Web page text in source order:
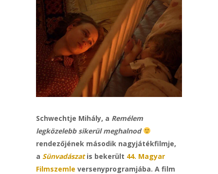
Schwechtje Mihály, a Remélem
legközelebb sikerül meghalnod
rendezőjének második nagyjátékfilmje,
a Sünvadászatis bekerült 44. Magyar
Filmszemle versenyprogramjába. A film